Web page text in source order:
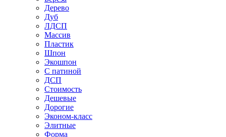
Дерево
Дуб
ЛДСП
Массив
Пластик
Шпон
Экошпон
С патиной
ДСП
Стоимость
Дешевые
Дорогие
Эконом-класс
Элитные
Форма